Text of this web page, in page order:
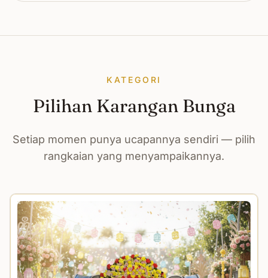
KATEGORI
Pilihan Karangan Bunga
Setiap momen punya ucapannya sendiri — pilih
rangkaian yang menyampaikannya.